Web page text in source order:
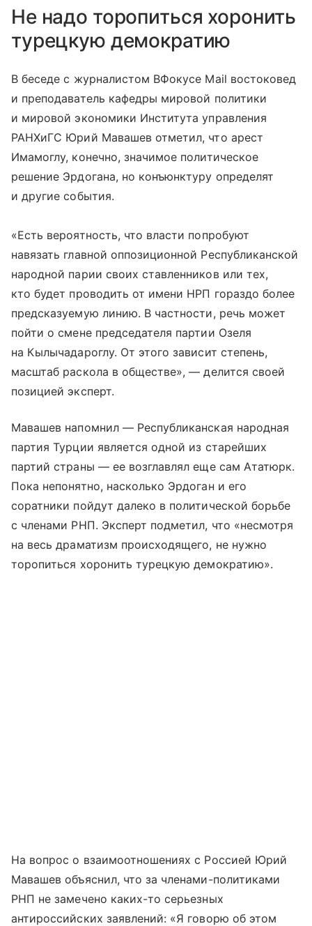
Не надо торопиться хоронить
турецкую демократию
В беседе с журналистом ВФокусе Mail востоковед
и преподаватель кафедры мировой политики
и мировой экономики Института управления
РАНХиГС Юрий Мавашев отметил, что арест
Имамоглу, конечно, значимое политическое
решение Эрдогана, но конъюнктуру определят
и другие события.
«Есть вероятность, что власти попробуют
навязать главной оппозиционной Республиканской
народной парии своих ставленников или тех,
кто будет проводить от имени НРП гораздо более
предсказуемую линию. В частности, речь может
пойти о смене председателя партии Озеля
на Кылычадароглу. От этого зависит степень,
масштаб раскола в обществе», — делится своей
позицией эксперт.
Мавашев напомнил — Республиканская народная
партия Турции является одной из старейших
партий страны — ее возглавлял еще сам Ататюрк.
Пока непонятно, насколько Эрдоган и его
соратники пойдут далеко в политической борьбе
с членами РНП. Эксперт подметил, что «несмотря
на весь драматизм происходящего, не нужно
торопиться хоронить турецкую демократию».
На вопрос о взаимоотношениях с Россией Юрий
Мавашев объяснил, что за членами-политиками
РНП не замечено каких-то серьезных
антироссийских заявлений: «Я говорю об этом